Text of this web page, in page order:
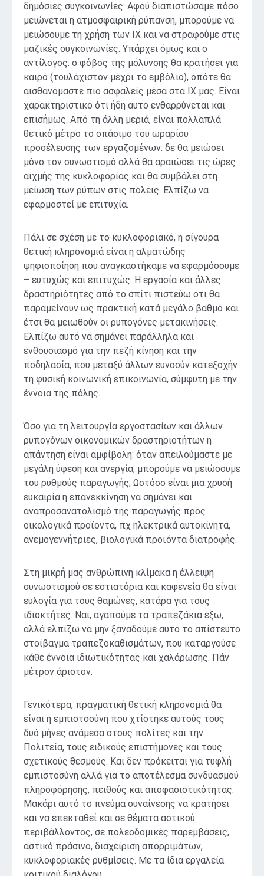
δημόσιες συγκοινωνίες: Αφού διαπιστώσαμε πόσο
μειώνεται η ατμοσφαιρική ρύπανση, μπορούμε να
μειώσουμε τη χρήση των ΙΧ και να στραφούμε στις
μαζικές συγκοινωνίες. Υπάρχει όμως και ο
αντίλογος: ο φόβος της μόλυνσης θα κρατήσει για
καιρό (τουλάχιστον μέχρι το εμβόλιο), οπότε θα
αισθανόμαστε πιο ασφαλείς μέσα στα ΙΧ μας. Είναι
χαρακτηριστικό ότι ήδη αυτό ενθαρρύνεται και
επισήμως. Από τη άλλη μεριά, είναι πολλαπλά
θετικό μέτρο το σπάσιμο του ωραρίου
προσέλευσης των εργαζομένων: δε θα μειώσει
μόνο τον συνωστισμό αλλά θα αραιώσει τις ώρες
αιχμής της κυκλοφορίας και θα συμβάλει στη
μείωση των ρύπων στις πόλεις. Ελπίζω να
εφαρμοστεί με επιτυχία.
Πάλι σε σχέση με το κυκλοφοριακό, η σίγουρα
θετική κληρονομιά είναι η αλματώδης
ψηφιοποίηση που αναγκαστήκαμε να εφαρμόσουμε
– ευτυχώς και επιτυχώς. Η εργασία και άλλες
δραστηριότητες από το σπίτι πιστεύω ότι θα
παραμείνουν ως πρακτική κατά μεγάλο βαθμό και
έτσι θα μειωθούν οι ρυπογόνες μετακινήσεις.
Ελπίζω αυτό να σημάνει παράλληλα και
ενθουσιασμό για την πεζή κίνηση και την
ποδηλασία, που μεταξύ άλλων ευνοούν κατεξοχήν
τη φυσική κοινωνική επικοινωνία, σύμφυτη με την
έννοια της πόλης.
Όσο για τη λειτουργία εργοστασίων και άλλων
ρυπογόνων οικονομικών δραστηριοτήτων η
απάντηση είναι αμφίβολη: όταν απειλούμαστε με
μεγάλη ύφεση και ανεργία, μπορούμε να μειώσουμε
του ρυθμούς παραγωγής; Ωστόσο είναι μια χρυσή
ευκαιρία η επανεκκίνηση να σημάνει και
αναπροσανατολισμό της παραγωγής προς
οικολογικά προϊόντα, πχ ηλεκτρικά αυτοκίνητα,
ανεμογεννήτριες, βιολογικά προϊόντα διατροφής.
Στη μικρή μας ανθρώπινη κλίμακα η έλλειψη
συνωστισμού σε εστιατόρια και καφενεία θα είναι
ευλογία για τους θαμώνες, κατάρα για τους
ιδιοκτήτες. Ναι, αγαπούμε τα τραπεζάκια έξω,
αλλά ελπίζω να μην ξαναδούμε αυτό το απίστευτο
στοίβαγμα τραπεζοκαθισμάτων, που καταργούσε
κάθε έννοια ιδιωτικότητας και χαλάρωσης. Πάν
μέτρον άριστον.
Γενικότερα, πραγματική θετική κληρονομιά θα
είναι η εμπιστοσύνη που χτίστηκε αυτούς τους
δυό μήνες ανάμεσα στους πολίτες και την
Πολιτεία, τους ειδικούς επιστήμονες και τους
σχετικούς θεσμούς. Και δεν πρόκειται για τυφλή
εμπιστοσύνη αλλά για το αποτέλεσμα συνδυασμού
πληροφόρησης, πειθούς και αποφασιστικότητας.
Μακάρι αυτό το πνεύμα συναίνεσης να κρατήσει
και να επεκταθεί και σε θέματα αστικού
περιβάλλοντος, σε πολεοδομικές παρεμβάσεις,
αστικό πράσινο, διαχείριση απορριμάτων,
κυκλοφοριακές ρυθμίσεις. Με τα ίδια εργαλεία